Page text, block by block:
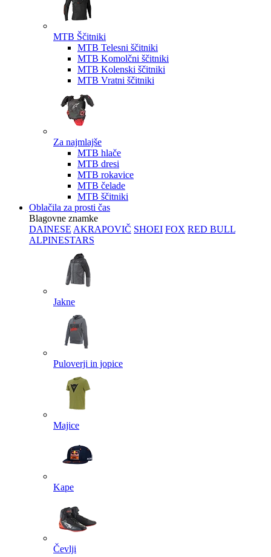
MTB Ščitniki
MTB Telesni ščitniki
MTB Komolčni ščitniki
MTB Kolenski ščitniki
MTB Vratni ščitniki
Za najmlajše
MTB hlače
MTB dresi
MTB rokavice
MTB čelade
MTB ščitniki
Oblačila za prosti čas
Blagovne znamke
DAINESE AKRAPOVIČ SHOEI FOX RED BULL
ALPINESTARS
Jakne
Puloverji in jopice
Majice
Kape
Čevlji